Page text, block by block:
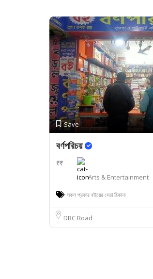
Save
বর্ণপরিচয়
₹₹
Arts & Entertainment
সকল প্রকার বইয়ের সেরা ঠিকানা
DBC Road